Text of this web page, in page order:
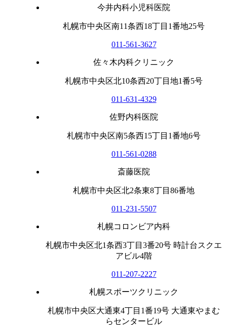
今井内科小児科医院
札幌市中央区南11条西18丁目1番地25号
011-561-3627
佐々木内科クリニック
札幌市中央区北10条西20丁目地1番5号
011-631-4329
佐野内科医院
札幌市中央区南5条西15丁目1番地6号
011-561-0288
斎藤医院
札幌市中央区北2条東8丁目86番地
011-231-5507
札幌コロンビア内科
札幌市中央区北1条西3丁目3番20号 時計台スクエ
アビル4階
011-207-2227
札幌スポーツクリニック
札幌市中央区大通東4丁目1番19号 大通東やまむ
らセンタービル